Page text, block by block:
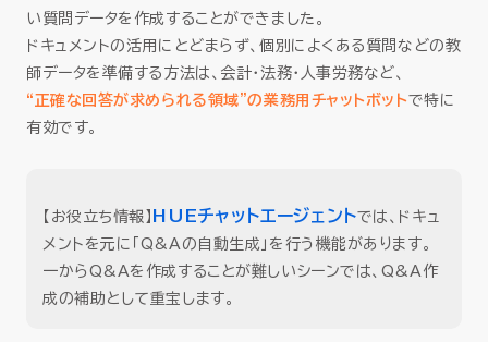
い質問データを作成することができました。
ドキュメントの活用にとどまらず、個別によくある質問などの教
師データを準備する方法は、会計・法務・人事労務など、
“正確な回答が求められる領域”の業務用チャットボットで特に
有効です。
【お役立ち情報】 HUEチャットエージェントでは、ドキュ
メントを元に「Q&Aの自動生成」を行う機能があります。
一からQ&Aを作成することが難しいシーンでは、Q&A作
成の補助として重宝します。